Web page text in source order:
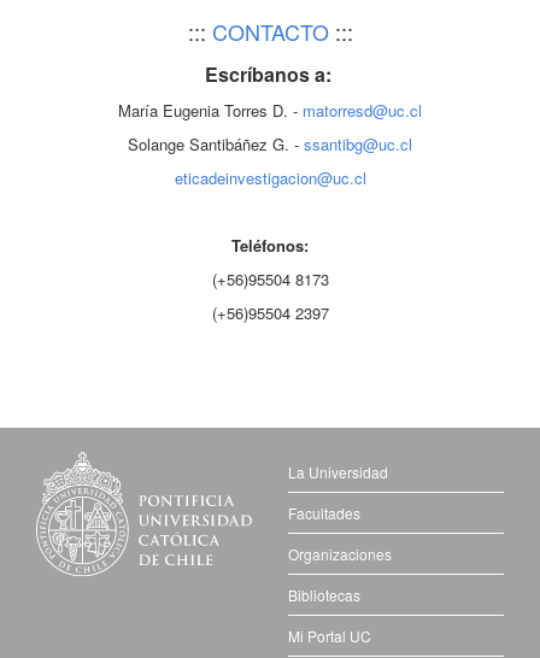
::: CONTACTO:::
Escríbanos a:
María Eugenia Torres D. - matorresd@uc.cl
Solange Santibáñez G. - ssantibg@uc.cl
eticadeinvestigacion@uc.cl
Teléfonos:
(+56)95504 8173
(+56)95504 2397
La Universidad
Facultades
Organizaciones
Bibliotecas
Mi Portal UC